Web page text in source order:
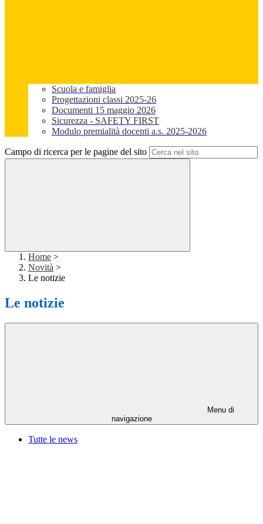
Scuola e famiglia
Progettazioni classi 2025-26
Documenti 15 maggio 2026
Sicurezza - SAFETY FIRST
Modulo premialità docenti a.s. 2025-2026
Campo di ricerca per le pagine del sito
Home >
Novità >
Le notizie
Le notizie
Menu di
navigazione
Tutte le news